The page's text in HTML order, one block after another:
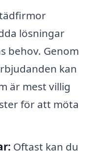
lösningar
behov. Genom
kan
är mest villig
för att möta
Oftast kan du